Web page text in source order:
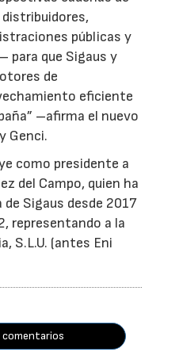
públicas y
para que Sigaus y
de
eficiente
–afirma el nuevo
Genci.
como presidente a
del Campo, quien ha
Sigaus desde 2017
representando a la
S.L.U. (antes Eni
comentarios